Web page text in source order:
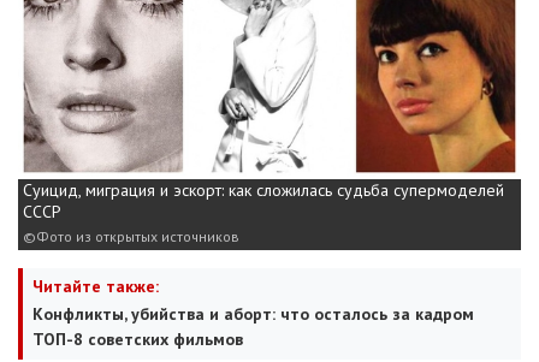
Суицид, миграция и эскорт: как сложилась судьба супермоделей
СССР
Фото из открытых источников
Читайте также:
Конфликты, убийства и аборт: что осталось за кадром
ТОП-8 советских фильмов